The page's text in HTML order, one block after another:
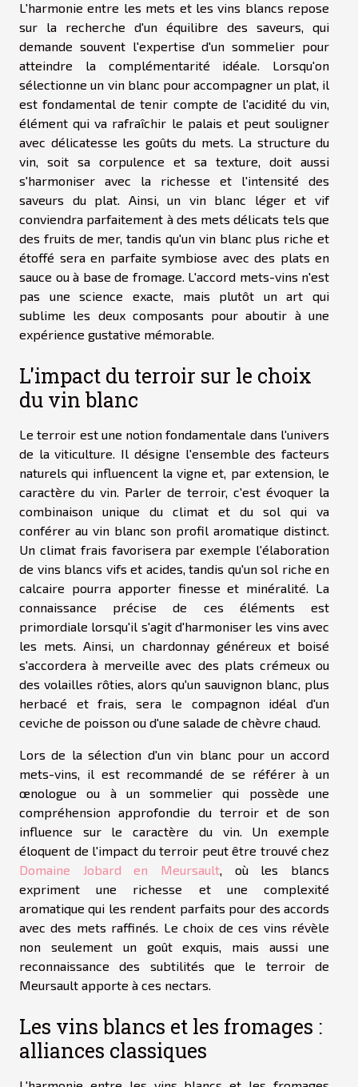
L'harmonie entre les mets et les vins blancs repose
sur la recherche d'un équilibre des saveurs, qui
demande souvent l'expertise d'un sommelier pour
atteindre la complémentarité idéale. Lorsqu'on
sélectionne un vin blanc pour accompagner un plat, il
est fondamental de tenir compte de l'acidité du vin,
élément qui va rafraîchir le palais et peut souligner
avec délicatesse les goûts du mets. La structure du
vin, soit sa corpulence et sa texture, doit aussi
s'harmoniser avec la richesse et l'intensité des
saveurs du plat. Ainsi, un vin blanc léger et vif
conviendra parfaitement à des mets délicats tels que
des fruits de mer, tandis qu'un vin blanc plus riche et
étoffé sera en parfaite symbiose avec des plats en
sauce ou à base de fromage. L'accord mets-vins n'est
pas une science exacte, mais plutôt un art qui
sublime les deux composants pour aboutir à une
expérience gustative mémorable.
L'impact du terroir sur le choix
du vin blanc
Le terroir est une notion fondamentale dans l'univers
de la viticulture. Il désigne l'ensemble des facteurs
naturels qui influencent la vigne et, par extension, le
caractère du vin. Parler de terroir, c'est évoquer la
combinaison unique du climat et du sol qui va
conférer au vin blanc son profil aromatique distinct.
Un climat frais favorisera par exemple l'élaboration
de vins blancs vifs et acides, tandis qu'un sol riche en
calcaire pourra apporter finesse et minéralité. La
connaissance précise de ces éléments est
primordiale lorsqu'il s'agit d'harmoniser les vins avec
les mets. Ainsi, un chardonnay généreux et boisé
s'accordera à merveille avec des plats crémeux ou
des volailles rôties, alors qu'un sauvignon blanc, plus
herbacé et frais, sera le compagnon idéal d'un
ceviche de poisson ou d'une salade de chèvre chaud.
Lors de la sélection d'un vin blanc pour un accord
mets-vins, il est recommandé de se référer à un
œnologue ou à un sommelier qui possède une
compréhension approfondie du terroir et de son
influence sur le caractère du vin. Un exemple
éloquent de l'impact du terroir peut être trouvé chez
Domaine Jobard en Meursault, où les blancs
expriment une richesse et une complexité
aromatique qui les rendent parfaits pour des accords
avec des mets raffinés. Le choix de ces vins révèle
non seulement un goût exquis, mais aussi une
reconnaissance des subtilités que le terroir de
Meursault apporte à ces nectars.
Les vins blancs et les fromages :
alliances classiques